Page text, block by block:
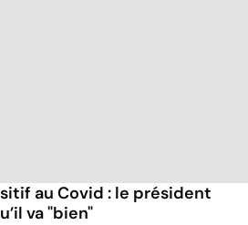
au Covid : le président
va "bien"